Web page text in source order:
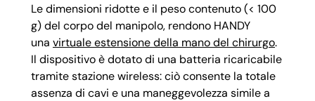
Le dimensioni ridotte e il peso contenuto (< 100
g) del corpo del manipolo, rendono HANDY
una virtuale estensione della mano del chirurgo.
Il dispositivo è dotato di una batteria ricaricabile
tramite stazione wireless: ciò consente la totale
assenza di cavi e una maneggevolezza simile a